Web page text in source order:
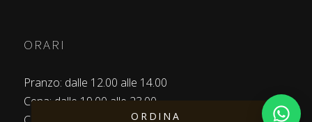
ORDINA
ORARI
Pranzo: dalle 12.00 alle 14.00
Cena: dalle 19.00 alle 23.00